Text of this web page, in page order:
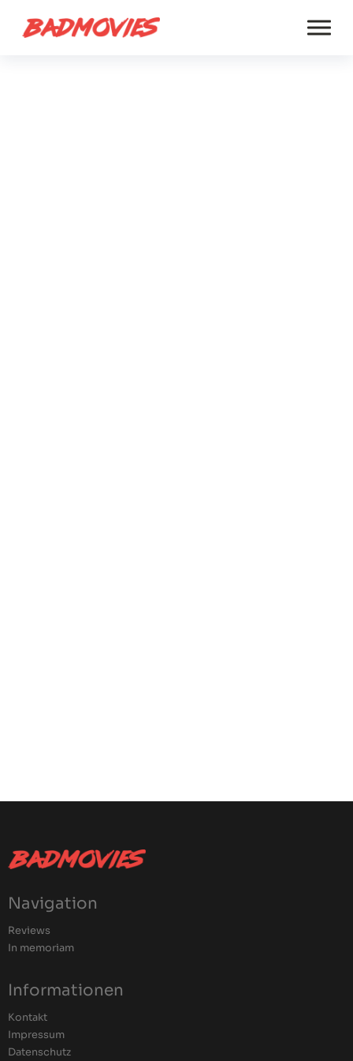
Navigation
Reviews
In memoriam
Informationen
Kontakt
Impressum
Datenschutz